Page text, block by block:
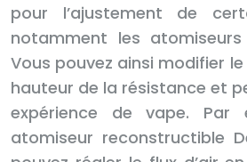
pour l’ajustement de
notamment les atomiseurs
Vous pouvez ainsi modifier le
hauteur de la résistance et
expérience de vape. Par
atomiseur reconstructible